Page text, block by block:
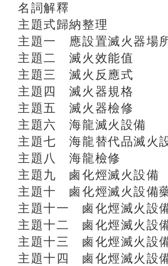
名詞解釋
主題式歸納整理
主題一 應設置滅火器場
主題二 滅火效能值
主題三 滅火反應式
主題四 滅火器規格
主題五 滅火器檢修
主題六 海龍滅火設備
主題七 海龍替代品滅火
主題八 海龍檢修
主題九 鹵化烴滅火設備
主題十 鹵化烴滅火設備
主題十一 鹵化烴滅火設
主題十二 鹵化烴滅火設
主題十三 鹵化烴滅火設
主題十四 鹵化烴滅火設